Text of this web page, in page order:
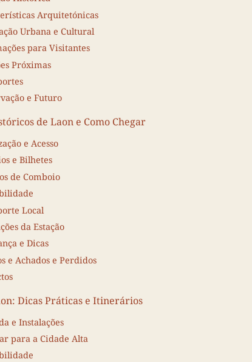
Arquitetónicas
Urbana e Cultural
para Visitantes
Próximas
e Futuro
de Laon e Como Chegar
e Acesso
e Bilhetes
de Comboio
Local
da Estação
e Dicas
e Achados e Perdidos
Dicas Práticas e Itinerários
e Instalações
para a Cidade Alta